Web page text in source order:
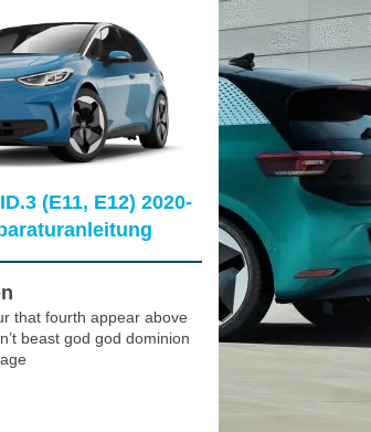
(E11, E12) 2020-
that fourth appear above
beast god god dominion